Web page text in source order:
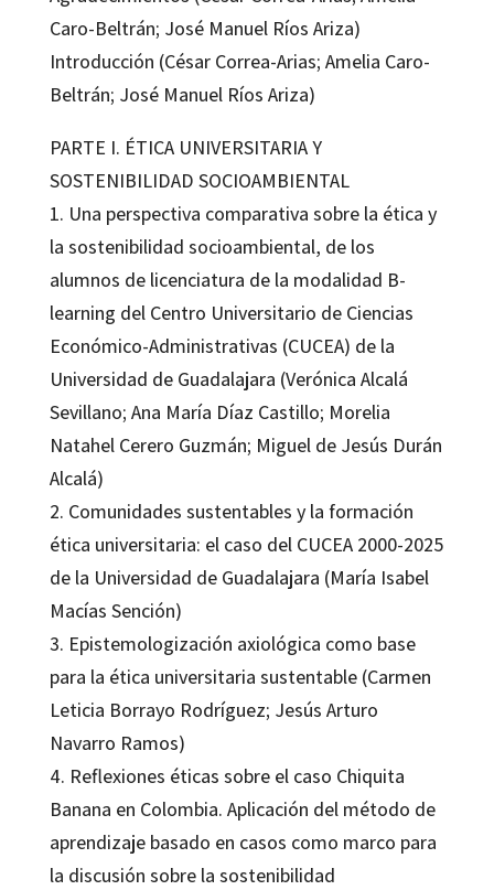
Caro-Beltrán; José Manuel Ríos Ariza)
Introducción (César Correa-Arias; Amelia Caro-
Beltrán; José Manuel Ríos Ariza)
PARTE I. ÉTICA UNIVERSITARIA Y
SOSTENIBILIDAD SOCIOAMBIENTAL
1. Una perspectiva comparativa sobre la ética y
la sostenibilidad socioambiental, de los
alumnos de licenciatura de la modalidad B-
learning del Centro Universitario de Ciencias
Económico-Administrativas (CUCEA) de la
Universidad de Guadalajara (Verónica Alcalá
Sevillano; Ana María Díaz Castillo; Morelia
Natahel Cerero Guzmán; Miguel de Jesús Durán
Alcalá)
2. Comunidades sustentables y la formación
ética universitaria: el caso del CUCEA 2000-2025
de la Universidad de Guadalajara (María Isabel
Macías Sención)
3. Epistemologización axiológica como base
para la ética universitaria sustentable (Carmen
Leticia Borrayo Rodríguez; Jesús Arturo
Navarro Ramos)
4. Reflexiones éticas sobre el caso Chiquita
Banana en Colombia. Aplicación del método de
aprendizaje basado en casos como marco para
la discusión sobre la sostenibilidad